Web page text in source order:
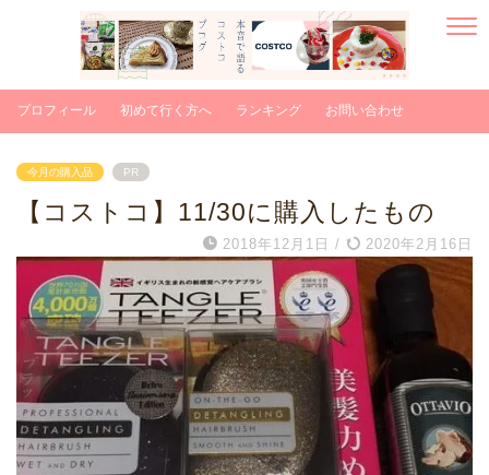
プロフィール 初めて行く方へ ランキング お問い合わせ
今月の購入品 PR
【コストコ】11/30に購入したもの
2018年12月1日 / 2020年2月16日